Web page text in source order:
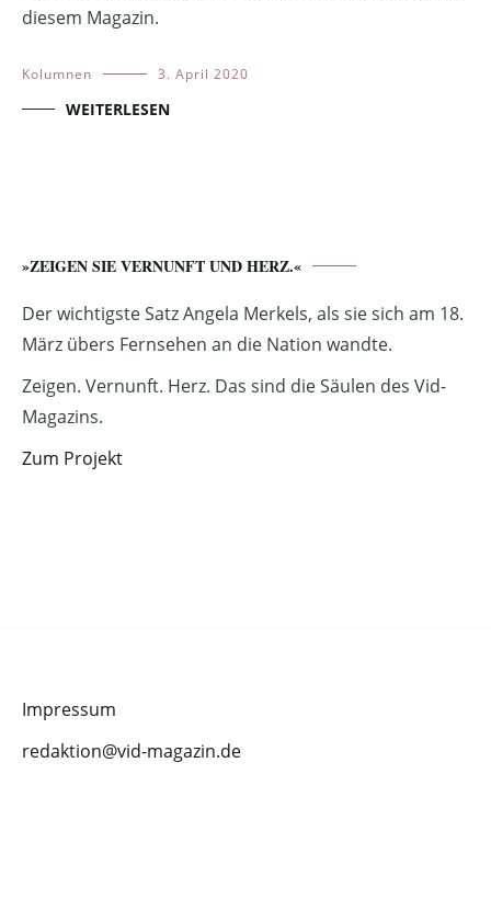
diesem Magazin.
Kolumnen 3. April 2020
WEITERLESEN
»ZEIGEN SIE VERNUNFT UND HERZ.«
Der wichtigste Satz Angela Merkels, als sie sich am 18.
März übers Fernsehen an die Nation wandte.
Zeigen. Vernunft. Herz. Das sind die Säulen des Vid-
Magazins.
Zum Projekt
Impressum
redaktion@vid-magazin.de